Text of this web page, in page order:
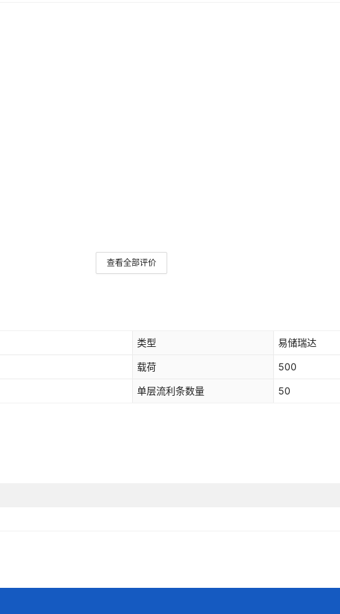
查看全部评价
类型 易储瑞达
载荷 500
单层流利条数量 50